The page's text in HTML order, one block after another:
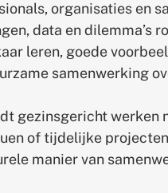
organisaties en
data en dilemma’s
leren, goede
samenwerking
gezinsgericht werken
of tijdelijke
manier van